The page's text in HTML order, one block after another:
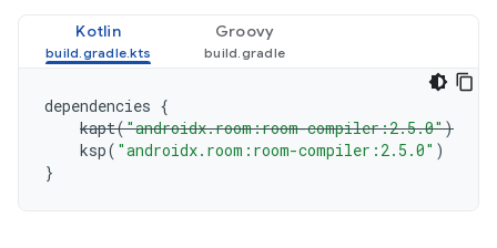
Kotlin Groovy
dependencies {
kapt("androidx.room:room-compiler:2.5.0")
ksp( "androidx.room:room-compiler:2.5.0" )
}